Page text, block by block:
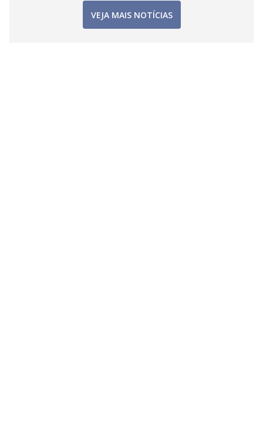
VEJA MAIS NOTÍCIAS